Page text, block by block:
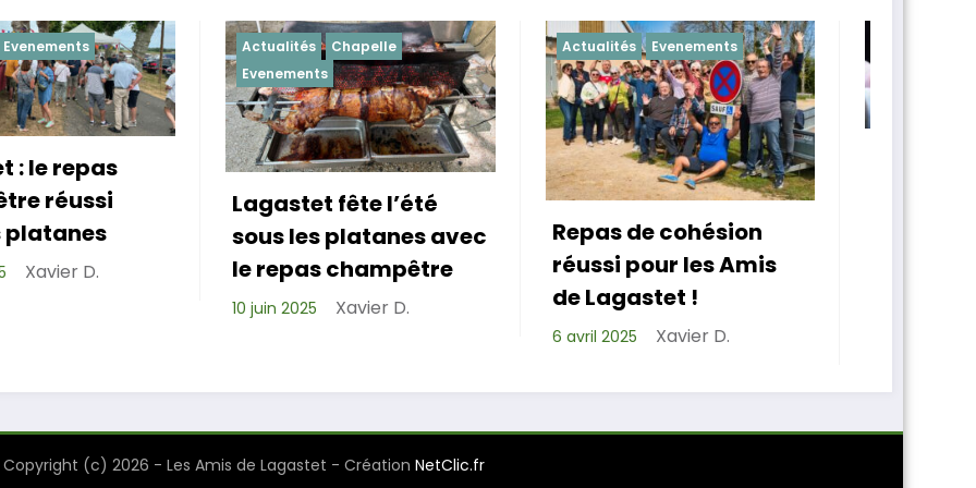
Actualités
Chapelle
fête l’été
les platanes avec
repas champêtre
Actualités Evenements
Repas de cohésion
réussi pour les Amis
de Lagastet !
Actualités Chapelle
Les Amis de Lagastet
ont un nouveau
président
14 mars 2025 Xavier D.
Copyright (c) 2026 - Les Amis de Lagastet - Création NetClic.fr